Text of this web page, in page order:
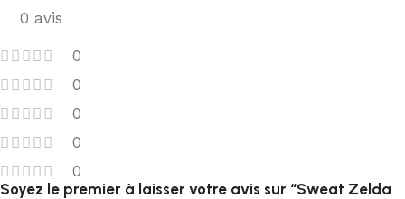
0 avis
0
0
0
0
0
Soyez le premier à laisser votre avis sur “Sweat Zelda